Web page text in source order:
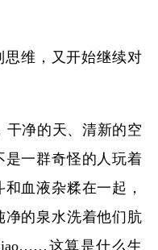
维，又开始继续对
干净的天、清新的空
一群奇怪的人玩着
血液杂糅在一起，
净的泉水洗着他们肮
这算是什么生